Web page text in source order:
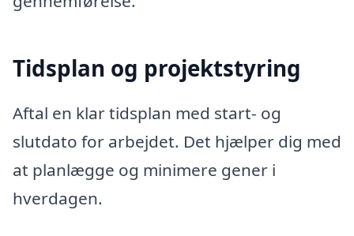
Tidsplan og projektstyring
Aftal en klar tidsplan med start- og
slutdato for arbejdet. Det hjælper dig med
at planlægge og minimere gener i
hverdagen.